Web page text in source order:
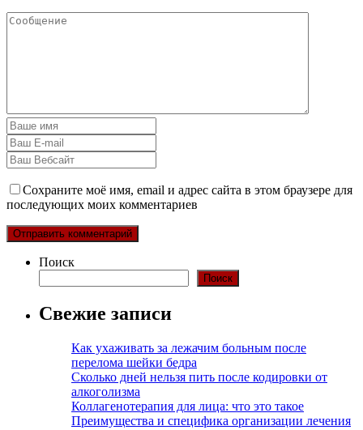
Сохраните моё имя, email и адрес сайта в этом браузере для
последующих моих комментариев
Поиск
Поиск
Свежие записи
Как ухаживать за лежачим больным после
перелома шейки бедра
Сколько дней нельзя пить после кодировки от
алкоголизма
Коллагенотерапия для лица: что это такое
Преимущества и специфика организации лечения